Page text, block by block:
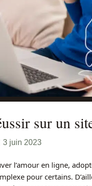
sur un
3 juin 2023
l’amour en ligne,
pour certains.